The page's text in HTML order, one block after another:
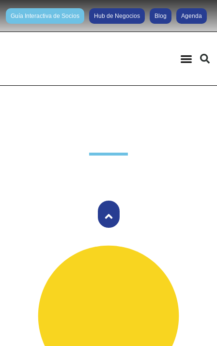
Guía Interactiva de Socios Hub de Negocios Blog Agenda